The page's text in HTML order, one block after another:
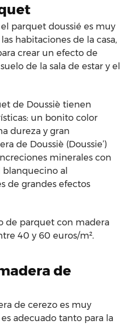
parquet doussié es muy
habitaciones de la casa,
crear un efecto de
de la sala de estar y el
de Doussiè tienen
un bonito color
dureza y gran
de Doussiè (Doussie’)
minerales con
blanquecino al
de grandes efectos
de parquet con madera
40 y 60 euros/m².
de
de cerezo es muy
adecuado tanto para la